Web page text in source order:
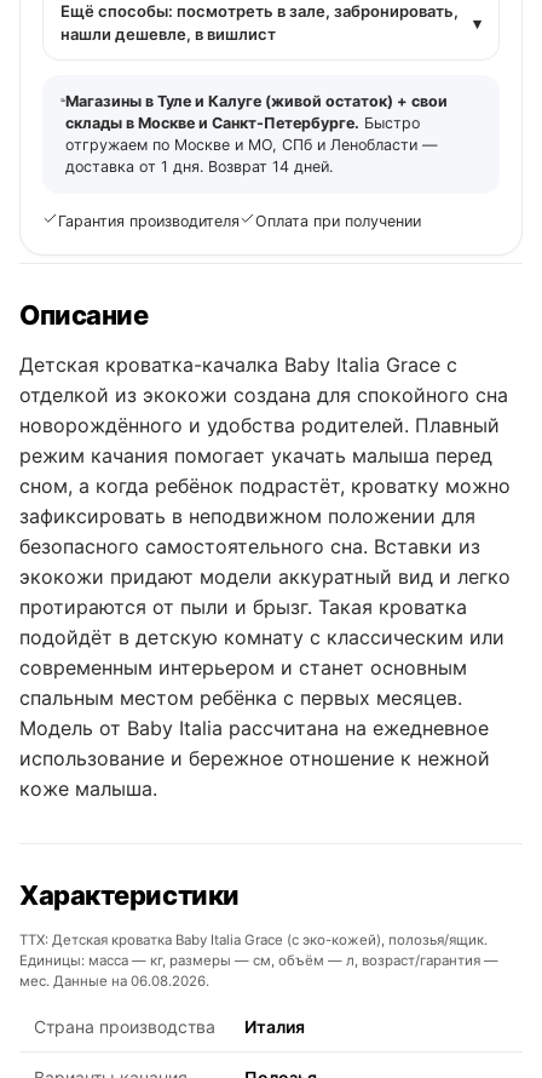
Ещё способы: посмотреть в зале, забронировать,
нашли дешевле, в вишлист
▾
Магазины в Туле и Калуге (живой остаток) + свои
склады в Москве и Санкт-Петербурге. Быстро
отгружаем по Москве и МО, СПб и Ленобласти —
доставка от 1 дня. Возврат 14 дней.
Гарантия производителя Оплата при получении
Описание
Детская кроватка-качалка Baby Italia Grace с
отделкой из экокожи создана для спокойного сна
новорождённого и удобства родителей. Плавный
режим качания помогает укачать малыша перед
сном, а когда ребёнок подрастёт, кроватку можно
зафиксировать в неподвижном положении для
безопасного самостоятельного сна. Вставки из
экокожи придают модели аккуратный вид и легко
протираются от пыли и брызг. Такая кроватка
подойдёт в детскую комнату с классическим или
современным интерьером и станет основным
спальным местом ребёнка с первых месяцев.
Модель от Baby Italia рассчитана на ежедневное
использование и бережное отношение к нежной
коже малыша.
Характеристики
ТТХ: Детская кроватка Baby Italia Grace (с эко-кожей), полозья/ящик.
Единицы: масса — кг, размеры — см, объём — л, возраст/гарантия —
мес. Данные на 06.08.2026.
Страна производства Италия